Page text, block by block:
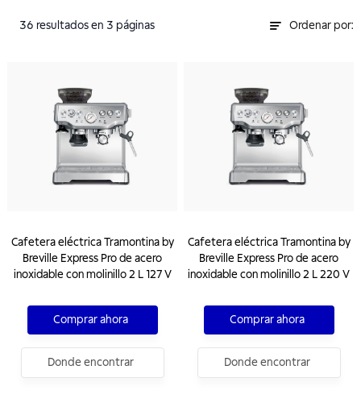
36 resultados en 3 páginas Ordenar por:
Cafetera eléctrica Tramontina by
Breville Express Pro de acero
inoxidable con molinillo 2 L 127 V
Comprar ahora
Donde encontrar
Cafetera eléctrica Tramontina by
Breville Express Pro de acero
inoxidable con molinillo 2 L 220 V
Comprar ahora
Donde encontrar